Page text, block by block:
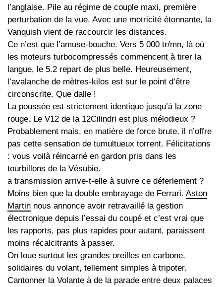
l’anglaise. Pile au régime de couple maxi, première
perturbation de la vue. Avec une motricité étonnante, la
Vanquish vient de raccourcir les distances.
Ce n’est que l’amuse-bouche. Vers 5 000 tr/mn, là où
les moteurs turbocompressés commencent à tirer la
langue, le 5.2 repart de plus belle. Heureusement,
l’avalanche de mètres-kilos est sur le point d’être
circonscrite. Que dalle !
La poussée est strictement identique jusqu’à la zone
rouge. Le V12 de la 12Cilindri est plus mélodieux ?
Probablement mais, en matière de force brute, il n’offre
pas cette sensation de tumultueux torrent. Félicitations
: vous voilà réincarné en gardon pris dans les
tourbillons de la Vésubie.
a transmission arrive-t-elle à suivre ce déferlement ?
Moins bien que la double embrayage de Ferrari. Aston
Martin nous annonce avoir retravaillé la gestion
électronique depuis l’essai du coupé et c’est vrai que
les rapports, pas plus rapides pour autant, paraissent
moins récalcitrants à passer.
On loue surtout les grandes oreilles en carbone,
solidaires du volant, tellement simples à tripoter.
Cantonner la Volante à de la parade entre deux palaces